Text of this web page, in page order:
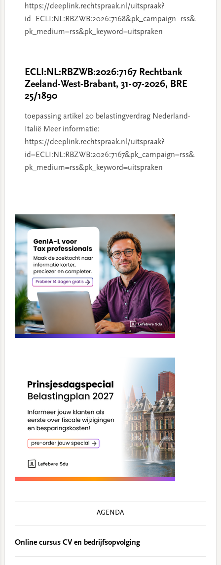
https://deeplink.rechtspraak.nl/uitspraak?
id=ECLI:NL:RBZWB:2026:7168&pk_campaign=rss&
pk_medium=rss&pk_keyword=uitspraken
ECLI:NL:RBZWB:2026:7167 Rechtbank
Zeeland-West-Brabant, 31-07-2026, BRE
25/1890
toepassing artikel 20 belastingverdrag Nederland-
Italië Meer informatie:
https://deeplink.rechtspraak.nl/uitspraak?
id=ECLI:NL:RBZWB:2026:7167&pk_campaign=rss&
pk_medium=rss&pk_keyword=uitspraken
Sidebar
AGENDA
Online cursus CV en bedrijfsopvolging